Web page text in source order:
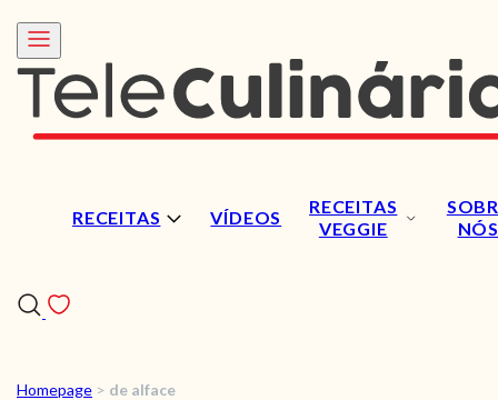
RECEITAS VÍDEOS
RECEITAS
VEGGIE
NÓS
Homepage > de alface